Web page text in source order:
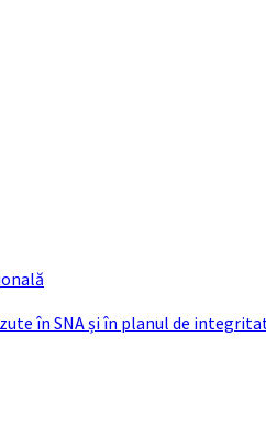
în SNA și în planul de